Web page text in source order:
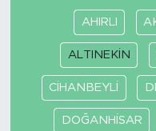
AHIRLI
ALTINEKİN
CİHANBEYLİ
DOĞANHİSAR